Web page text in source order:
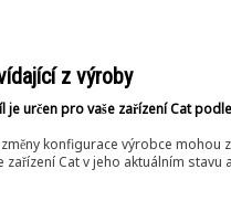
z výroby
je určen pro vaše zařízení Cat
změny konfigurace výrobce
zařízení Cat v jeho aktuálním